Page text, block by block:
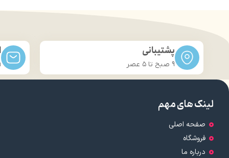
پشتیبانی
9 صبح تا ۵ عصر
لینک های مهم
صفحه اصلی
فروشگاه
درباره ما